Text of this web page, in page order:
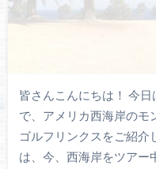
皆さんこんにちは！ 今
で、アメリカ西海岸のモ
ゴルフリンクスをご紹介
は、今、西海岸をツアー